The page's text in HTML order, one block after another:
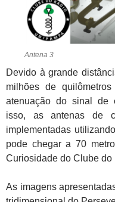
Antena 3
Devido à grande
milhões de
atenuação do sinal de
isso, as antenas de
implementadas
pode chegar a 70
Curiosidade do Clube do
As imagens